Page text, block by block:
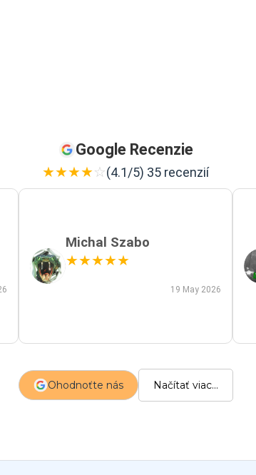
Google Recenzie
★★★★☆(4.1/5) 35 recenzií
Michal Szabo
★★★★★
19 May 2026
Ohodnoťte nás Načítať viac...